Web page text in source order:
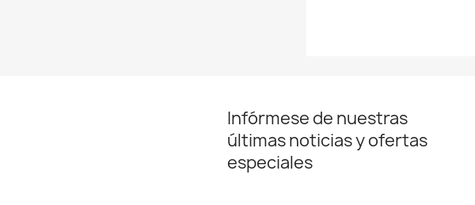
Infórmese de nuestras
últimas noticias y ofertas
especiales